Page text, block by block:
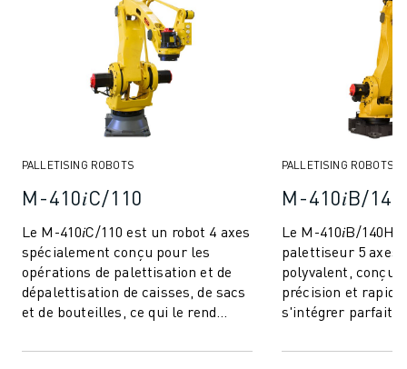
SOUDAGE PAR POINTS
INSPECTION DE LA VISION
DÉCOUPAGE PAR FIL EDM
SERVICE CLIENTÈLE
SERVICE CLIENTÈLE
FANUC PLANS
TERRAIN ET MAINTENANCE
SUPPORT TECHNIQUE À DISTANCE
PIÈCES DE RECHANGE
REMISE À NEUF
OUTILS DE SERVICE NUMÉRIQUE
CENTRE DE TÉLÉCHARGEMENT " MYFANUC
PALLETISING ROBOTS
M-410𝑖C/110
Le M-410𝑖C/110 est un robot 4 axes
spécialement conçu pour les
opérations de palettisation et de
dépalettisation de caisses, de sacs
et de bouteilles, ce qui le rend
PALLETISING ROBOTS
M-410𝑖B/
Le M-410𝑖B/140H
palettiseur 5 axes
polyvalent, conçu
précision et
s'intégrer
rythme soutenu...